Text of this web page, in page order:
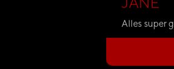
Alles super